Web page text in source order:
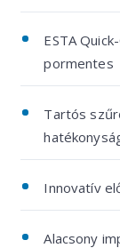
ESTA
pormentes
Tartós
Innovatív
Alacsony